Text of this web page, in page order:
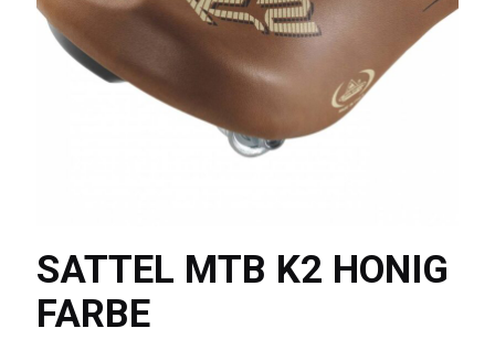
SATTEL MTB K2 HONIG
FARBE